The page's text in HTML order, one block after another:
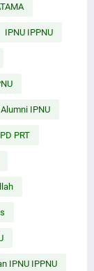
IPNU IPPNU
IPNU
PD PRT
IPNU IPPNU